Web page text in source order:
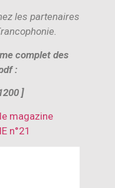
les partenaires
complet des
:
]
magazine
n°21